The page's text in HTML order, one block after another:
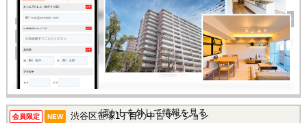
完成年 1965年
建物面積 22.27㎡
土地面積 -
所在地 東京都渋谷区恵比寿西2丁
目
交通 /
会員限定 NEW 渋谷区笹塚1丁目の中古マンション
この物件を見るには
ぼかしを外して情報を見る